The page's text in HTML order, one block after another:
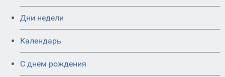
Дни недели
Календарь
C днем рождения